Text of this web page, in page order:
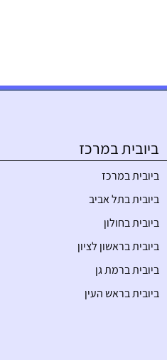
ביובית במרכז
ביובית במרכז
ביובית בתל אביב
ביובית בחולון
ביובית בראשון לציון
ביובית ברמת גן
ביובית בראש העין